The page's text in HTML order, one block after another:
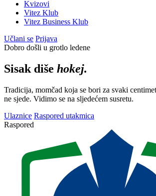
Kvizovi
Vitez Klub
Vitez Business Klub
Učlani se Prijava
Dobro došli u grotlo ledene
Sisak diše hokej.
Tradicija, momčad koja se bori za svaki
ne sjede. Vidimo se na sljedećem susretu.
Ulaznice Raspored utakmica
Raspored